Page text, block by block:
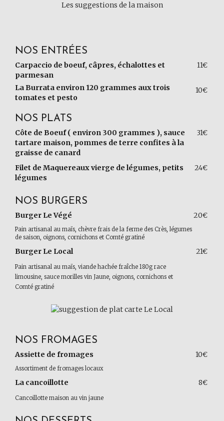
Les suggestions de la maison
NOS ENTRÉES
Carpaccio de boeuf, câpres, échalottes et
parmesan
11€
La Burrata environ 120 grammes aux trois
tomates et pesto
10€
NOS PLATS
Côte de Boeuf ( environ 300 grammes ), sauce
tartare maison, pommes de terre confites à la
graisse de canard
31€
Filet de Maquereaux vierge de légumes, petits
légumes
24€
NOS BURGERS
Burger Le Végé
Pain artisanal au maïs, chèvre frais de la ferme des Crès, légumes
de saison, oignons, cornichons et Comté gratiné
20€
Burger Le Local
Pain artisanal au maïs, viande hachée fraîche 180g race
limousine, sauce morilles vin Jaune, oignons, cornichons et
Comté gratiné
21€
NOS FROMAGES
Assiette de fromages
Assortiment de fromages locaux
10€
La cancoillotte
Cancoillotte maison au vin jaune
8€